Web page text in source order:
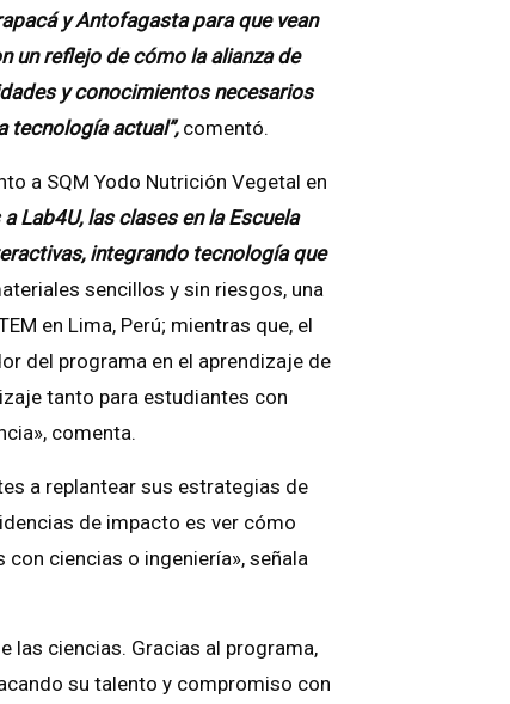
y Antofagasta para que vean
un reflejo de cómo la alianza de
y conocimientos necesarios
tecnología actual”, comentó.
a SQM Yodo Nutrición Vegetal en
a Lab4U, las clases en la Escuela
integrando tecnología que
sencillos y sin riesgos, una
en Lima, Perú; mientras que, el
del programa en el aprendizaje de
tanto para estudiantes con
comenta.
a replantear sus estrategias de
de impacto es ver cómo
ciencias o ingeniería», señala
las ciencias. Gracias al programa,
su talento y compromiso con